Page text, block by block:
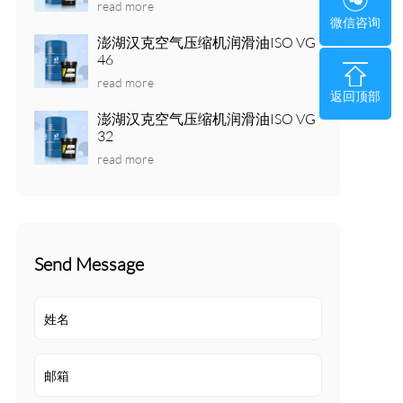
read more
澎湖汉克空气压缩机润滑油ISO VG
46
read more
澎湖汉克空气压缩机润滑油ISO VG
32
read more
Send Message
微信咨询
返回顶部